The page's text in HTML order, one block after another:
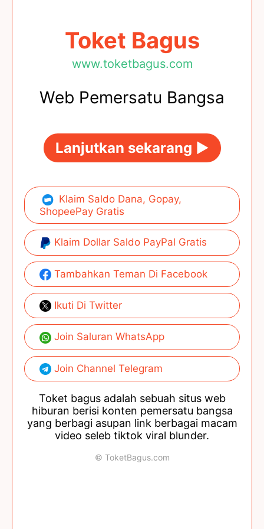
Toket Bagus
www.toketbagus.com
Web Pemersatu Bangsa
Lanjutkan sekarang ►
Klaim Saldo Dana, Gopay,
ShopeePay Gratis
Klaim Dollar Saldo PayPal Gratis
Tambahkan Teman Di Facebook
Ikuti Di Twitter
Join Saluran WhatsApp
Join Channel Telegram
Toket bagus adalah sebuah situs web
hiburan berisi konten pemersatu bangsa
yang berbagi asupan link berbagai macam
video seleb tiktok viral blunder.
© ToketBagus.com